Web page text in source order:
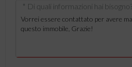
* Di quali informazioni hai